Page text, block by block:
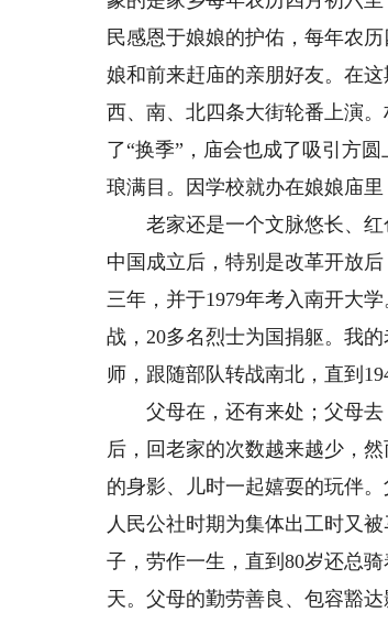
民感恩于娘娘的护佑，每年农
娘和前来赶庙的亲朋好友。在
西、南、北四条大街轮番上演
了“换季”，庙会也成了吸引方
琅满目。因学校就办在娘娘庙
老家还是一个文脉悠长、红
中国成立后，特别是改革开放
三年，并于1979年考入南开大
战，20多名烈士为国捐躯。我
师，跟随部队转战南北，直到
父母在，还有来处；父母去
后，回老家的次数越来越少，
的身影、儿时一起嬉耍的玩伴
人民公社时期为集体出工时又
子，劳作一生，直到80岁还总
天。父母的勤劳善良、包容豁达